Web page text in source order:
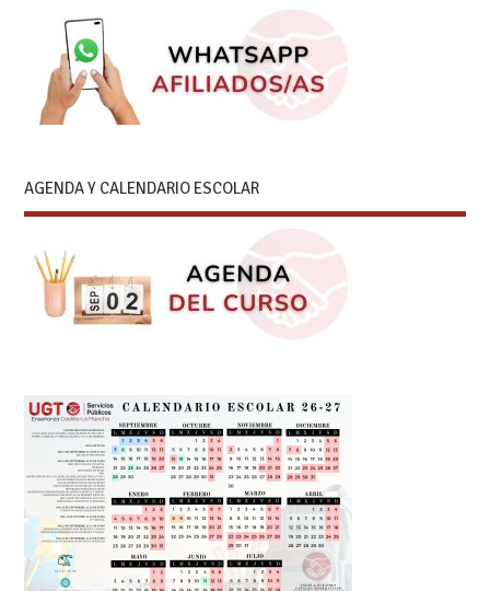
AGENDA Y CALENDARIO ESCOLAR